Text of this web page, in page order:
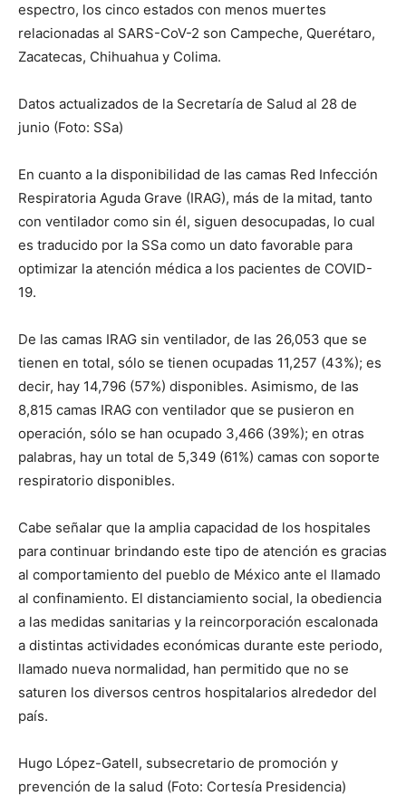
espectro, los cinco estados con menos muertes
relacionadas al SARS-CoV-2 son Campeche, Querétaro,
Zacatecas, Chihuahua y Colima.
Datos actualizados de la Secretaría de Salud al 28 de
junio (Foto: SSa)
En cuanto a la disponibilidad de las camas Red Infección
Respiratoria Aguda Grave (IRAG), más de la mitad, tanto
con ventilador como sin él, siguen desocupadas, lo cual
es traducido por la SSa como un dato favorable para
optimizar la atención médica a los pacientes de COVID-
19.
De las camas IRAG sin ventilador, de las 26,053 que se
tienen en total, sólo se tienen ocupadas 11,257 (43%); es
decir, hay 14,796 (57%) disponibles. Asimismo, de las
8,815 camas IRAG con ventilador que se pusieron en
operación, sólo se han ocupado 3,466 (39%); en otras
palabras, hay un total de 5,349 (61%) camas con soporte
respiratorio disponibles.
Cabe señalar que la amplia capacidad de los hospitales
para continuar brindando este tipo de atención es gracias
al comportamiento del pueblo de México ante el llamado
al confinamiento. El distanciamiento social, la obediencia
a las medidas sanitarias y la reincorporación escalonada
a distintas actividades económicas durante este periodo,
llamado nueva normalidad, han permitido que no se
saturen los diversos centros hospitalarios alrededor del
país.
Hugo López-Gatell, subsecretario de promoción y
prevención de la salud (Foto: Cortesía Presidencia)